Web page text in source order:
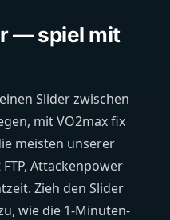
— spiel mit
Slider zwischen
mit VO2max fix
meisten unserer
Attackenpower
Zieh den Slider
wie die 1-Minuten-